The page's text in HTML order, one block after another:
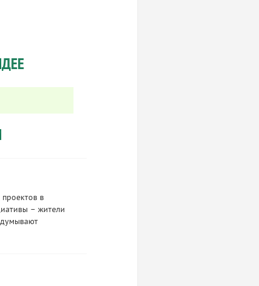
проектов в
– жители